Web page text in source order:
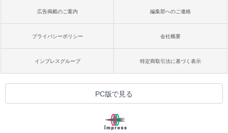
広告掲載のご案内 編集部へのご連絡
プライバシーポリシー 会社概要
インプレスグループ 特定商取引法に基づく表示
PC版で見る